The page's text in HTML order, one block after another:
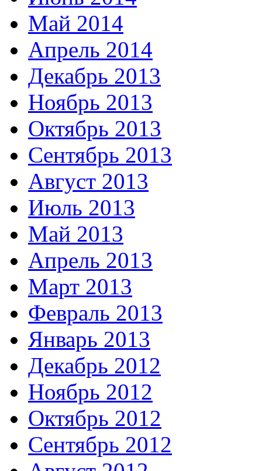
Май 2014
Апрель 2014
Декабрь 2013
Ноябрь 2013
Октябрь 2013
Сентябрь 2013
Август 2013
Июль 2013
Май 2013
Апрель 2013
Март 2013
Февраль 2013
Январь 2013
Декабрь 2012
Ноябрь 2012
Октябрь 2012
Сентябрь 2012